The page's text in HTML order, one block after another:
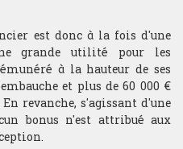
est donc à la fois d'une
grande utilité pour les
à la hauteur de ses
et plus de 60 000 €
revanche, s'agissant d'une
bonus n'est attribué aux